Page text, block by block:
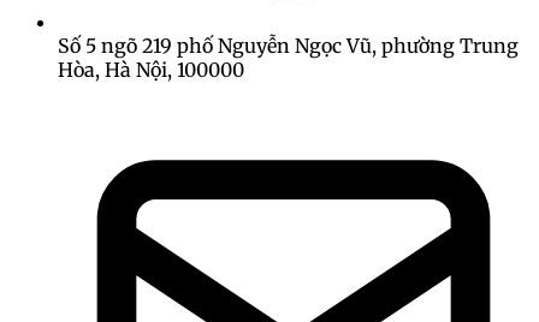
Số 5 ngõ 219 phố Nguyễn Ngọc Vũ, phường Trung
Hòa, Hà Nội, 100000